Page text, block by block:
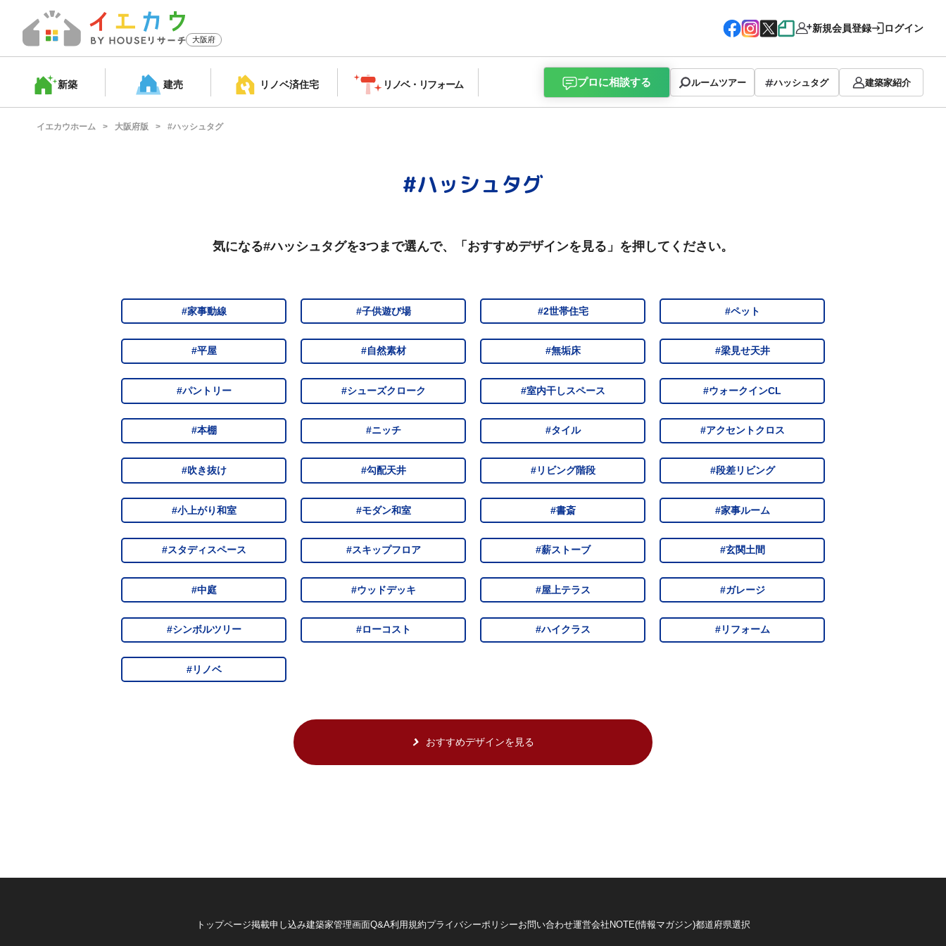
大阪府
新規会員登録 ログイン
新築 建売 リノベ済住宅 リノベ・ リフォーム プロに相談する ルームツアー ハッシュタグ 建築家紹介
イエカウホーム 大阪府版 #ハッシュタグ
#ハッシュタグ
気になる#ハッシュタグを3つまで選んで、 「おすすめデザインを見る」を押してください。
#家事動線 #子供遊び場 #2世帯住宅 #ペット
#平屋 #自然素材 #無垢床 #梁見せ天井
#パントリー #シューズクローク #室内干しスペース #ウォークインCL
#本棚 #ニッチ #タイル #アクセントクロス
#吹き抜け #勾配天井 #リビング階段 #段差リビング
#小上がり和室 #モダン和室 #書斎 #家事ルーム
#スタディスペース #スキップフロア #薪ストーブ #玄関土間
#中庭 #ウッドデッキ #屋上テラス #ガレージ
#シンボルツリー #ローコスト #ハイクラス #リフォーム
#リノベ
おすすめデザインを見る
トップページ掲載申し込み建築家管理画面Q&A利用規約プライバシーポリシーお問い合わせ運営会社NOTE(情報マガジン)都道府県選択